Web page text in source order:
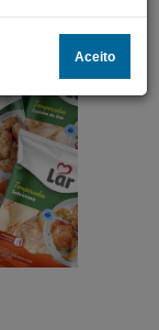
Aceito